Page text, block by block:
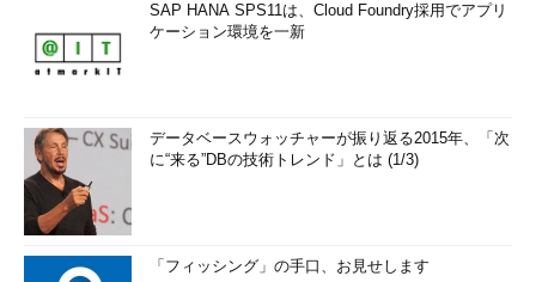
SAP HANA SPS11は、Cloud Foundry採用でアプリ
ケーション環境を一新
データベースウォッチャーが振り返る2015年、「次
に“来る”DBの技術トレンド」とは (1/3)
「フィッシング」の手口、お見せします